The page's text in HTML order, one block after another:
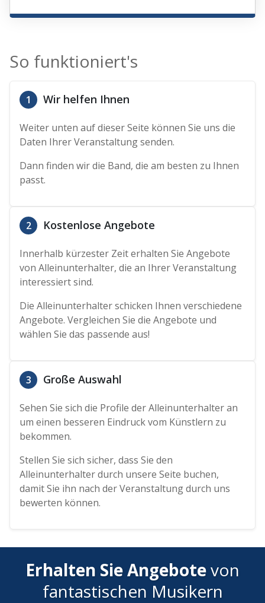
So funktioniert's
1 Wir helfen Ihnen
Weiter unten auf dieser Seite können Sie uns die
Daten Ihrer Veranstaltung senden.
Dann finden wir die Band, die am besten zu Ihnen
passt.
2 Kostenlose Angebote
Innerhalb kürzester Zeit erhalten Sie Angebote
von Alleinunterhalter, die an Ihrer Veranstaltung
interessiert sind.
Die Alleinunterhalter schicken Ihnen verschiedene
Angebote. Vergleichen Sie die Angebote und
wählen Sie das passende aus!
3 Große Auswahl
Sehen Sie sich die Profile der Alleinunterhalter an
um einen besseren Eindruck vom Künstlern zu
bekommen.
Stellen Sie sich sicher, dass Sie den
Alleinunterhalter durch unsere Seite buchen,
damit Sie ihn nach der Veranstaltung durch uns
bewerten können.
Erhalten Sie Angebotevon
fantastischen Musikern